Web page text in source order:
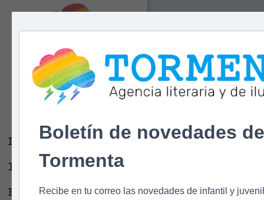
Boletín de novedades de
Tormenta
Recibe en tu correo las novedades de infantil y
Tormenta
Agencia literaria
Libros
Ilustradores
Escritores